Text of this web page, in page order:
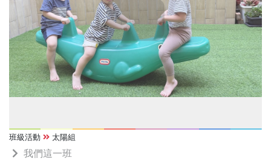
班級活動 太陽組
我們這一班